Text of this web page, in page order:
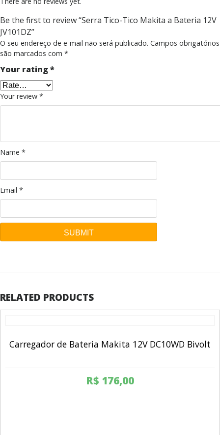
Be the first to review “Serra Tico-Tico Makita a Bateria 12V
JV101DZ”
O seu endereço de e-mail não será publicado. Campos obrigatórios
são marcados com *
Your rating*
Your review *
Name *
Email *
RELATED PRODUCTS
Carregador de Bateria Makita 12V DC10WD Bivolt
R$ 176,00